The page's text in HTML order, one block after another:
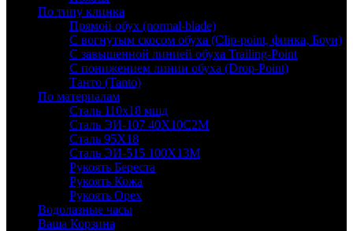
По типу клинка
Прямой обух (normal-blade)
С вогнутым скосом обуха (Clip-point, финка, Боуи)
С завышенной линией обуха Trailing-Point
С понижением линии обуха (Drop-Point)
Танто (Tanto)
По материалам
Сталь 110х18 мшд
Сталь ЭИ-107 40Х10С2М
Сталь 95Х18
Сталь ЭИ-515 100Х13М
Рукоять Береста
Рукоять Кожа
Рукоять Орех
Водолазные часы
Ваша Корзина